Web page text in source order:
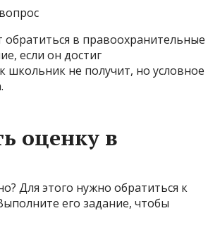
в правоохранительные
если он достиг
не получит, но условное
оценку в
Для этого нужно обратиться к
его задание, чтобы